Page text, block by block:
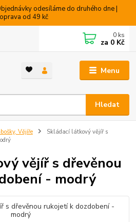
odesíláme do druhého dne |
od 49 kč
Menu
Hledat
0 ks
za 0 Kč
Vějíře
Skládací látkový vějíř s
vějíř s dřevěnou
- modrý